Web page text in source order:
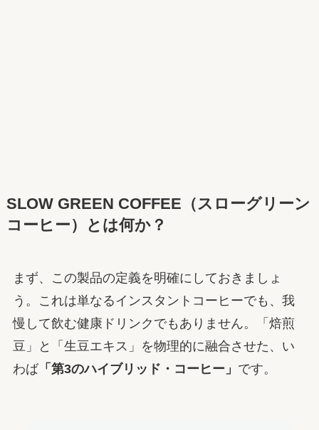
SLOW GREEN COFFEE（スローグリーン
コーヒー）とは何か？
まず、この製品の定義を明確にしておきましょ
う。これは単なるインスタントコーヒーでも、我
慢して飲む健康ドリンクでもありません。「焙煎
豆」と「生豆エキス」を物理的に融合させた、い
わば「第3のハイブリッド・コーヒー」 です。